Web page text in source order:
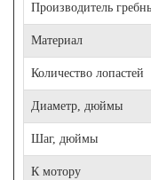
Производитель
Материал
Количество лопастей
Диаметр, дюймы
Шаг, дюймы
К мотору